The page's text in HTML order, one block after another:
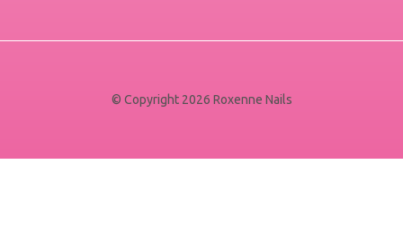
© Copyright 2026 Roxenne Nails